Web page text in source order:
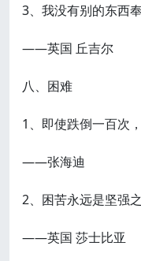
3、我没有别的东西
——英国 丘吉尔
八、困难
1、即使跌倒一百次
——张海迪
2、困苦永远是坚强之
——英国 莎士比亚